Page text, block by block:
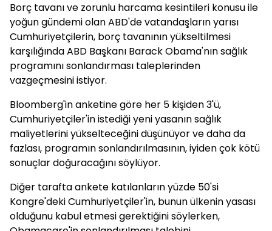
Borç tavanı ve zorunlu harcama kesintileri konusu ile
yoğun gündemi olan ABD'de vatandaşların yarısı
Cumhuriyetçilerin, borç tavanının yükseltilmesi
karşılığında ABD Başkanı Barack Obama'nın sağlık
programını sonlandırması taleplerinden
vazgeçmesini istiyor.
Bloomberg'in anketine göre her 5 kişiden 3'ü,
Cumhuriyetçiler'in istediği yeni yasanın sağlık
maliyetlerini yükselteceğini düşünüyor ve daha da
fazlası, programın sonlandırılmasının, iyiden çok kötü
sonuçlar doğuracağını söylüyor.
Diğer tarafta ankete katılanların yüzde 50'si
Kongre'deki Cumhuriyetçiler'in, bunun ülkenin yasası
olduğunu kabul etmesi gerektiğini söylerken,